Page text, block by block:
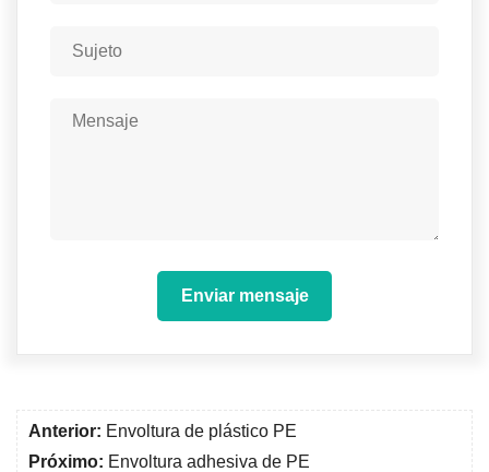
Enviar mensaje
Anterior: Envoltura de plástico PE
Próximo: Envoltura adhesiva de PE